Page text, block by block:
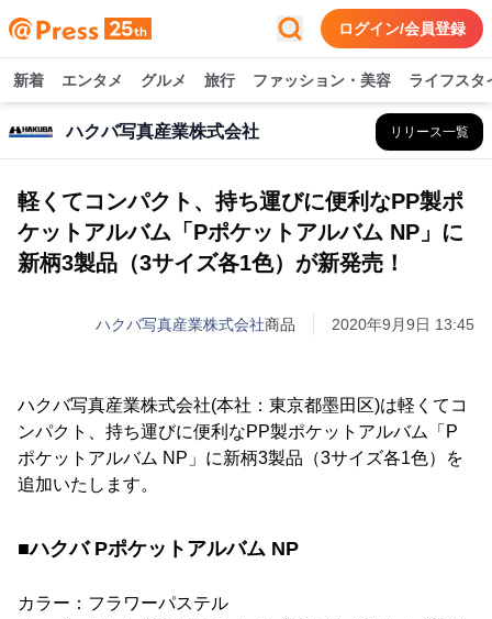
ログイン/会員登録
新着 エンタメ グルメ 旅行 ファッション・美容 ライフスタ
ハクバ写真産業株式会社 リリース一覧
軽くてコンパクト、持ち運びに便利なPP製ポ
ケットアルバム「Pポケットアルバム NP」に
新柄3製品（3サイズ各1色）が新発売！
ハクバ写真産業株式会社商品 2020年9月9日 13:45
ハクバ写真産業株式会社(本社：東京都墨田区)は軽くてコ
ンパクト、持ち運びに便利なPP製ポケットアルバム「P
ポケットアルバム NP」に新柄3製品（3サイズ各1色）を
追加いたします。
■ハクバ Pポケットアルバム NP
カラー：フラワーパステル